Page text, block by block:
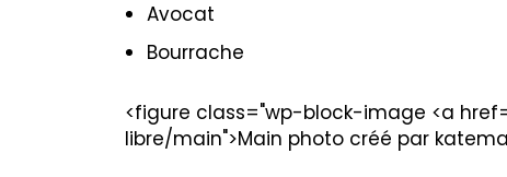
Avocat
Bourrache
<figure class="wp-block-image <a
libre/main">Main photo créé par